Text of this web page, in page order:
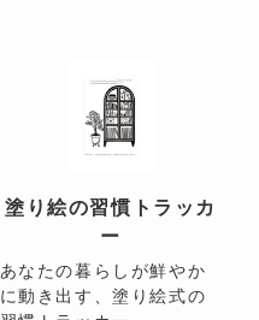
塗り絵の習慣トラッカ
ー
あなたの暮らしが鮮やか
に動き出す、塗り絵式の